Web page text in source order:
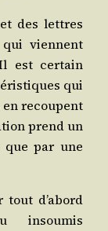
des lettres
viennent
Il est cer­tain
qui
recoupent
prend un
par une
d’abord
insou­mis